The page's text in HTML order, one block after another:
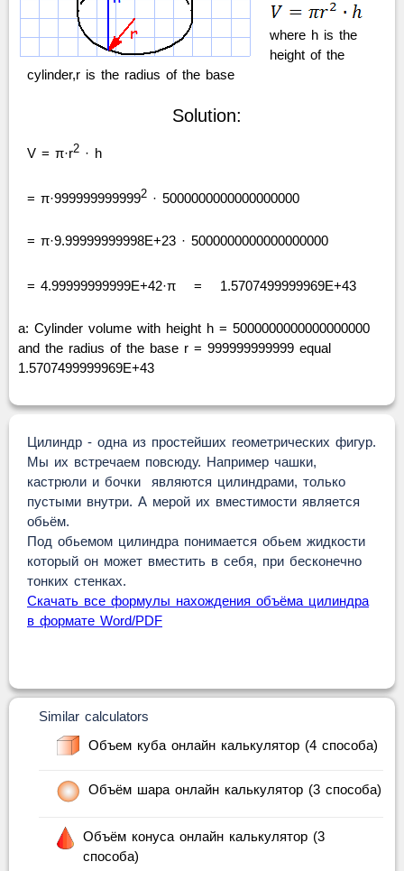
where h is the
height of the
cylinder,r is the radius of the base
Solution:
V = π·r2 · h
= π·9999999999992 · 5000000000000000000
= π·9.99999999998E+23 · 5000000000000000000
= 4.99999999999E+42·π = 1.5707499999969E+43
a: Cylinder volume with height h = 5000000000000000000
and the radius of the base r = 999999999999 equal
1.5707499999969E+43
Цилиндр - одна из простейших геометрических фигур.
Мы их встречаем повсюду. Например чашки,
кастрюли и бочки являются цилиндрами, только
пустыми внутри. А мерой их вместимости является
обьём.
Под обьемом цилиндра понимается обьем жидкости
который он может вместить в себя, при бесконечно
тонких стенках.
Скачать все формулы нахождения объёма цилиндра
в формате Word/PDF
Similar calculators
Объем куба онлайн калькулятор (4 способа)
Объём шара онлайн калькулятор (3 способа)
Объём конуса онлайн калькулятор (3
способа)